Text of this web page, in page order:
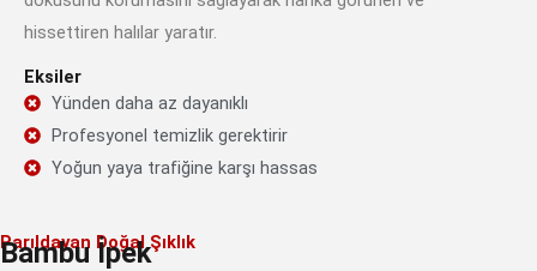
hissettiren halılar yaratır.
Eksiler
Yünden daha az dayanıklı
Profesyonel temizlik gerektirir
Yoğun yaya trafiğine karşı hassas
Parıldayan Doğal Şıklık
Bambu İpek